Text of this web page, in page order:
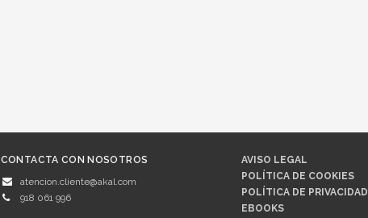
CONTACTA CON NOSOTROS
atencion.cliente@akal.com
918 061 996
AVISO LEGAL
POLÍTICA DE COOKIES
POLÍTICA DE PRIVACIDAD
EBOOKS